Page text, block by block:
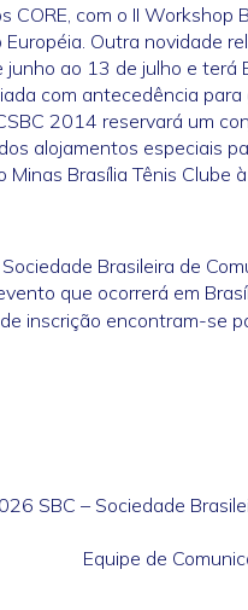
com o II Workshop
Outra novidade
ao 13 de julho e terá
com antecedência
2014 reservará um
alojamentos especiais
Brasília Tênis Clube
Brasileira de
que ocorrerá em
inscrição encontram-se
SBC – Sociedade
Equipe de